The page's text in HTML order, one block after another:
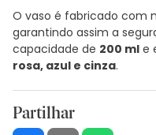
O vaso é fabricado com
garantindo assim a
capacidade de 200 ml e
rosa, azul e cinza.
Partilhar